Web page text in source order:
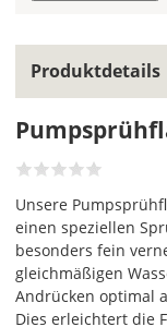
Produktdetails
Unsere
einen speziellen
besonders fein
gleichmäßigen
Andrücken optimal
Dies erleichtert die